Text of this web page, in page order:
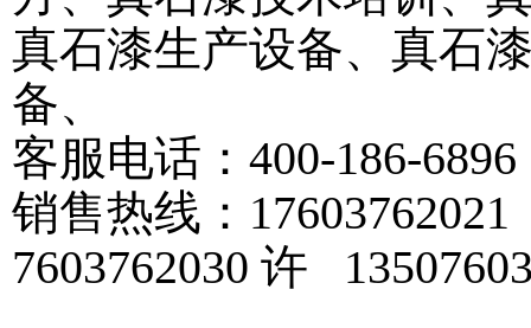
真石漆生产设备、真石
备、
客服电话： 400-186-6896
销售热线：
7603762030 许